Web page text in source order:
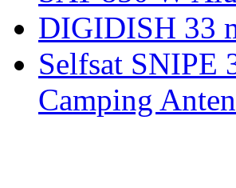
DIGIDISH 33
Selfsat SNIPE
Camping